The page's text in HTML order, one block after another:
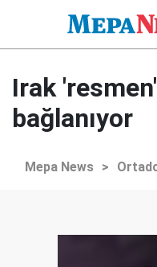
Irak
bağlanıyor
Mepa News >